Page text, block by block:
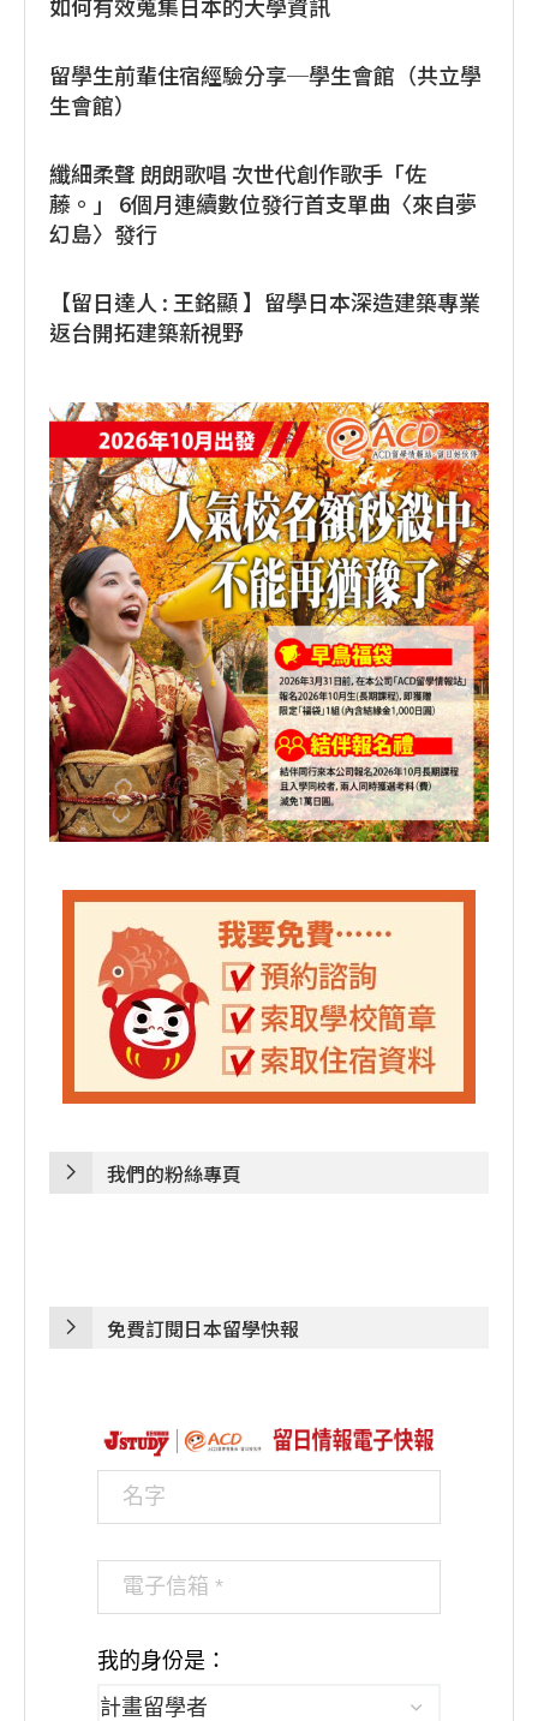
留學生前輩住宿經驗分享─學生會館（共立學
生會館）
纖細柔聲 朗朗歌唱 次世代創作歌手「佐
藤。」 6個月連續數位發行首支單曲〈來自夢
幻島〉發行
【留日達人 : 王銘顯 】留學日本深造建築專業
返台開拓建築新視野
我們的粉絲專頁
免費訂閱日本留學快報
我的身份是：